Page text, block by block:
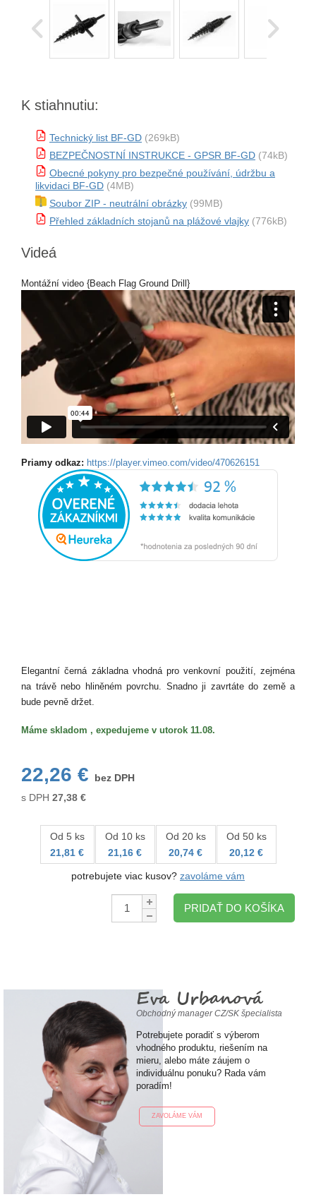
K stiahnutiu:
Technický list BF-GD (269kB)
BEZPEČNOSTNÍ INSTRUKCE - GPSR BF-GD (74kB)
Obecné pokyny pro bezpečné používání, údržbu a
likvidaci BF-GD (4MB)
Soubor ZIP - neutrální obrázky (99MB)
Přehled základních stojanů na plážové vlajky (776kB)
Videá
Montážní video {Beach Flag Ground Drill}
Priamy odkaz: https://player.vimeo.com/video/470626151
Elegantní černá základna vhodná pro venkovní použití, zejména
na trávě nebo hliněném povrchu. Snadno ji zavrtáte do země a
bude pevně držet.
Máme skladom , expedujeme v utorok 11.08.
22,26 €
bez DPH
s DPH 27,38 €
Od 5 ks
21,81 €
Od 10 ks
21,16 €
Od 20 ks
20,74 €
Od 50 ks
20,12 €
potrebujete viac kusov? zavoláme vám
Množstvo:
PRIDAŤ DO KOŠÍKA
Eva Urbanová
Obchodný manager CZ/SK špecialista
Potrebujete poradiť s výberom
vhodného produktu, riešením na
mieru, alebo máte záujem o
individuálnu ponuku? Rada vám
poradím!
ZAVOLÁME VÁM